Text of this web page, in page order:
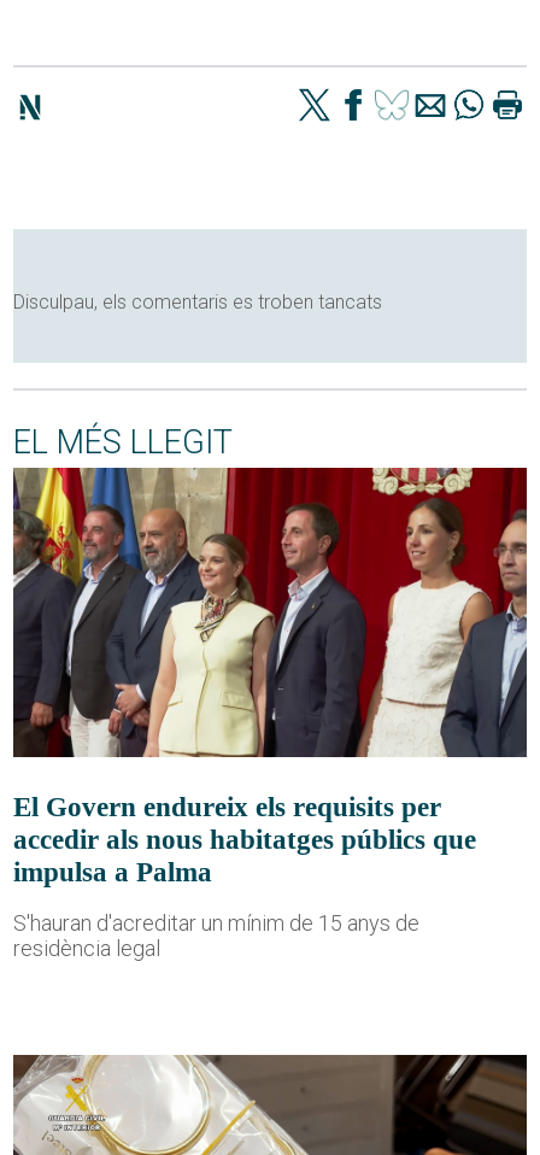
Disculpau, els comentaris es troben tancats
EL MÉS LLEGIT
El Govern endureix els requisits per
accedir als nous habitatges públics que
impulsa a Palma
S'hauran d'acreditar un mínim de 15 anys de
residència legal